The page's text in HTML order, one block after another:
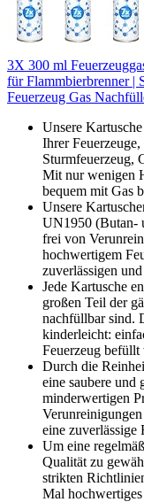
3X 300 ml
für Flammbierbrenner |
Feuerzeug Gas
Unsere
Ihrer
Sturmfeuerzeug,
Mit nur wenigen
bequem mit Gas
Unsere
UN1950 (Butan-
frei von
hochwertigem
zuverlässigen
Jede Kartusche
großen Teil der
nachfüllbar sind.
kinderleicht:
Feuerzeug befüllt
Durch die
eine saubere und
minderwertigen
eine zuverlässige
Um eine
Qualität zu
strikten
Mal hochwertiges